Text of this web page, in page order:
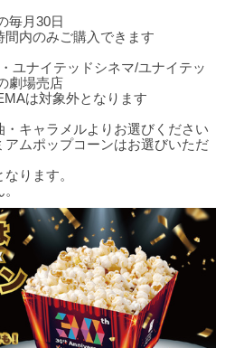
毎月30日
内のみご購入できます
ユナイテッドシネマ/ユナイテッ
劇場売店
は対象外となります
キャラメルよりお選びください
ムポップコーンはお選びいただ
ります。